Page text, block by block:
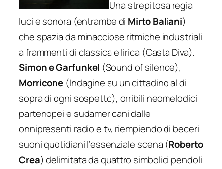
Una strepitosa regia
luci e sonora (entrambe di Mirto Baliani)
che spazia da minacciose ritmiche industriali
a frammenti di classica e lirica (Casta Diva),
Simon e Garfunkel (Sound of silence),
Morricone (Indagine su un cittadino al di
sopra di ogni sospetto), orribili neomelodici
partenopei e sudamericani dalle
onnipresenti radio e tv, riempiendo di beceri
suoni quotidiani l’essenziale scena (Roberto
Crea) delimitata da quattro simbolici pendoli